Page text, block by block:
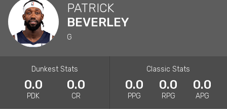
PATRICK
BEVERLEY
G
Dunkest Stats
0.0
PDK
0.0
CR
Classic Stats
0.0
PPG
0.0
RPG
0.0
APG